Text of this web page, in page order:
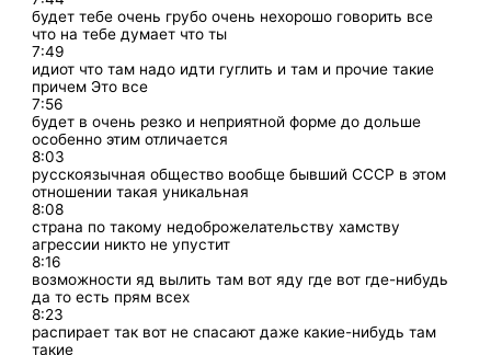
будет тебе очень грубо очень нехорошо говорить все
что на тебе думает что ты
7:49
идиот что там надо идти гуглить и там и прочие такие
причем Это все
7:56
будет в очень резко и неприятной форме до дольше
особенно этим отличается
8:03
русскоязычная общество вообще бывший СССР в этом
отношении такая уникальная
8:08
страна по такому недоброжелательству хамству
агрессии никто не упустит
8:16
возможности яд вылить там вот яду где вот где-нибудь
да то есть прям всех
8:23
распирает так вот не спасают даже какие-нибудь там
такие